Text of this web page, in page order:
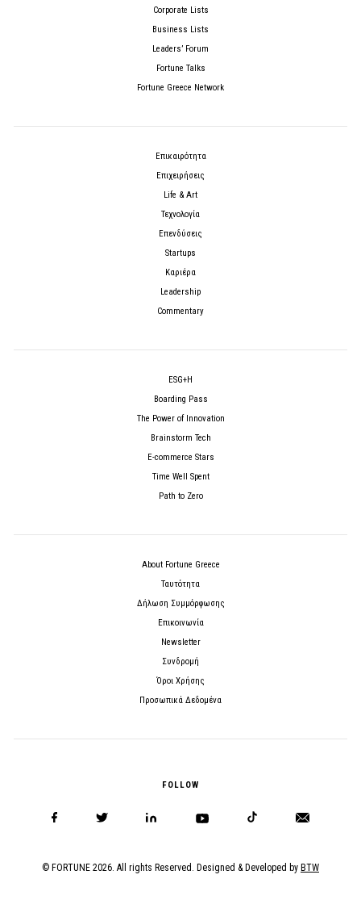
Corporate Lists
Business Lists
Leaders’ Forum
Fortune Talks
Fortune Greece Network
Επικαιρότητα
Επιχειρήσεις
Life & Art
Τεχνολογία
Επενδύσεις
Startups
Καριέρα
Leadership
Commentary
ESG+H
Boarding Pass
The Power of Innovation
Brainstorm Tech
E-commerce Stars
Time Well Spent
Path to Zero
About Fortune Greece
Ταυτότητα
Δήλωση Συμμόρφωσης
Επικοινωνία
Newsletter
Συνδρομή
Όροι Χρήσης
Προσωπικά Δεδομένα
FOLLOW
© FORTUNE 2026. All rights Reserved. Designed & Developed by BTW